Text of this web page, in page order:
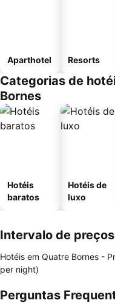
Aparthotel Resorts
Categorias de
Bornes
Hotéis
baratos
Hotéis de
luxo
Intervalo de preços
Hotéis em Quatre Bornes -
per night)
Perguntas